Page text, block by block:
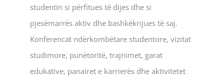
studentin si përfitues të dijes dhe si
pjesëmarrës aktiv dhe bashkëkrijues të saj.
Konferencat ndërkombëtare studentore, vizitat
studimore, punëtoritë, trajnimet, garat
edukative, panairet e karrierës dhe aktivitetet